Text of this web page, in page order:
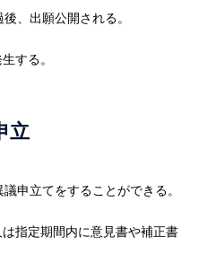
、出願公開される。
する。
立
申立てをすることができる。
指定期間内に意見書や補正書